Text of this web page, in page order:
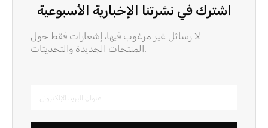
اشترك في نشرتنا الإخبارية الأسبوعية
لا رسائل غير مرغوب فيها، إشعارات فقط حول
المنتجات الجديدة والتحديثات.